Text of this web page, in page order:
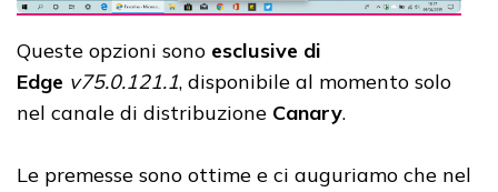
Queste opzioni sono esclusive di
Edge v75.0.121.1, disponibile al momento solo
nel canale di distribuzione Canary.
Le premesse sono ottime e ci auguriamo che nel